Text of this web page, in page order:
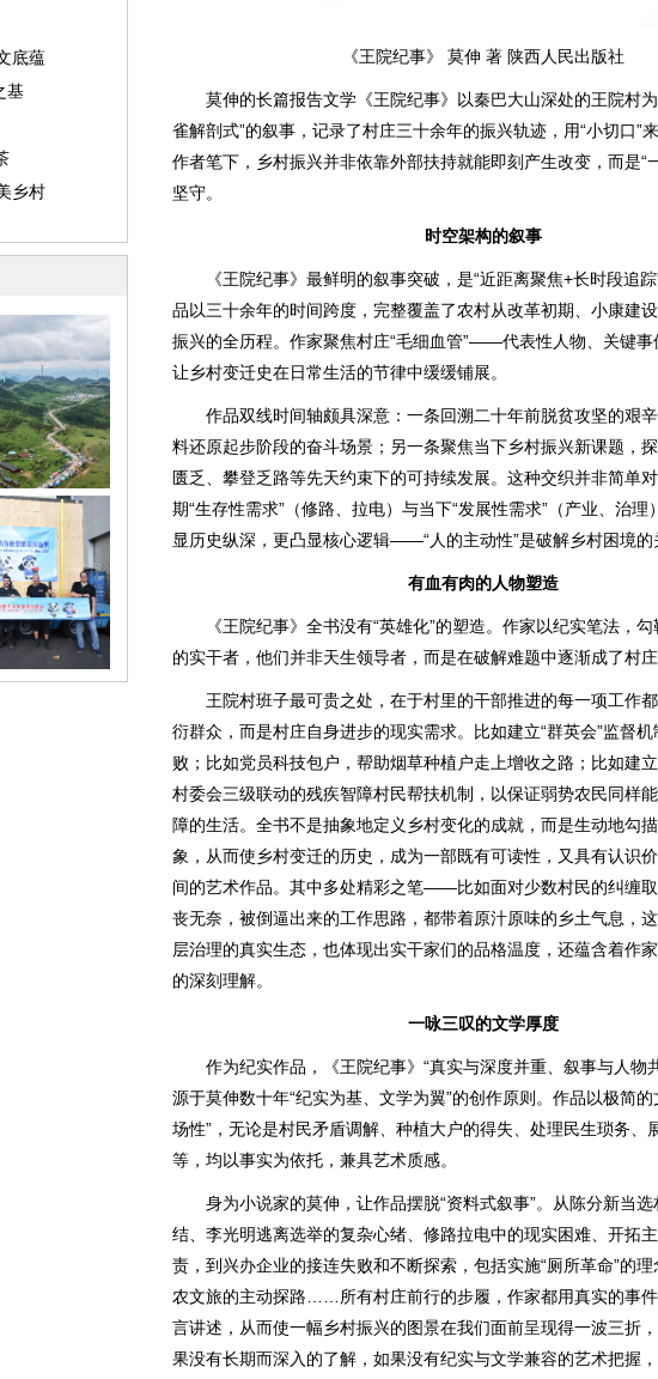
《王院纪事》 莫伸 著 陕西人民出版社
莫伸的长篇报告文学《王院纪事》以秦巴大山深处的王院村为
雀解剖式”的叙事，记录了村庄三十余年的振兴轨迹，用“小切口”
作者笔下，乡村振兴并非依靠外部扶持就能即刻产生改变，而是“
坚守。
时空架构的叙事
《王院纪事》最鲜明的叙事突破，是“近距离聚焦+长时段追踪
品以三十余年的时间跨度，完整覆盖了农村从改革初期、小康建
振兴的全历程。作家聚焦村庄“毛细血管”——代表性人物、关键事
让乡村变迁史在日常生活的节律中缓缓铺展。
作品双线时间轴颇具深意：一条回溯二十年前脱贫攻坚的艰辛
料还原起步阶段的奋斗场景；另一条聚焦当下乡村振兴新课题，
匮乏、攀登乏路等先天约束下的可持续发展。这种交织并非简单
期“生存性需求”（修路、拉电）与当下“发展性需求”（产业、治理
显历史纵深，更凸显核心逻辑——“人的主动性”是破解乡村困境的
有血有肉的人物塑造
《王院纪事》全书没有“英雄化”的塑造。作家以纪实笔法，勾
的实干者，他们并非天生领导者，而是在破解难题中逐渐成了村庄“
王院村班子最可贵之处，在于村里的干部推进的每一项工作
衍群众，而是村庄自身进步的现实需求。比如建立“群英会”监督
败；比如党员科技包户，帮助烟草种植户走上增收之路；比如建立
村委会三级联动的残疾智障村民帮扶机制，以保证弱势农民同样
障的生活。全书不是抽象地定义乡村变化的成就，而是生动地勾
象，从而使乡村变迁的历史，成为一部既有可读性，又具有认识
间的艺术作品。其中多处精彩之笔——比如面对少数村民的纠缠
丧无奈，被倒逼出来的工作思路，都带着原汁原味的乡土气息，
层治理的真实生态，也体现出实干家们的品格温度，还蕴含着作
的深刻理解。
一咏三叹的文学厚度
作为纪实作品，《王院纪事》“真实与深度并重、叙事与人物共
源于莫伸数十年“纪实为基、文学为翼”的创作原则。作品以极简
场性”，无论是村民矛盾调解、种植大户的得失、处理民生琐务、
等，均以事实为依托，兼具艺术质感。
身为小说家的莫伸，让作品摆脱“资料式叙事”。从陈分新当选
结、李光明逃离选举的复杂心绪、修路拉电中的现实困难、开拓
责，到兴办企业的接连失败和不断探索，包括实施“厕所革命”的
农文旅的主动探路……所有村庄前行的步履，作家都用真实的事
言讲述，从而使一幅乡村振兴的图景在我们面前呈现得一波三折
果没有长期而深入的了解，如果没有纪实与文学兼容的艺术把握